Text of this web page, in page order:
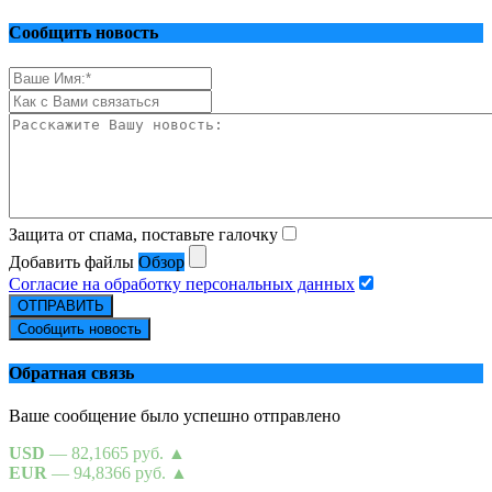
Сообщить новость
Защита от спама, поставьте галочку
Добавить файлы Обзор
Согласие на обработку персональных данных
ОТПРАВИТЬ
Сообщить новость
Обратная связь
Ваше сообщение было успешно отправлено
USD — 82,1665 руб. ▲
EUR — 94,8366 руб. ▲